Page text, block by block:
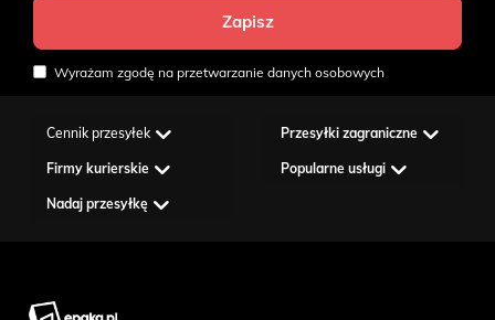
Wyrażam zgodę na przetwarzanie danych osobowych
Cennik przesyłek Przesyłki zagraniczne
Firmy kurierskie Popularne usługi
Nadaj przesyłkę